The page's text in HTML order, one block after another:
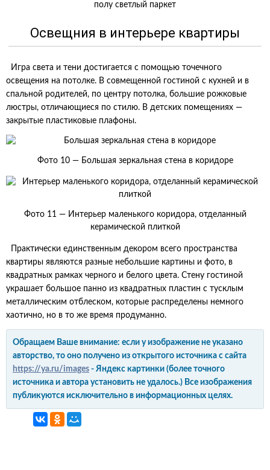
полу светлый паркет
Освещния в интерьере квартиры
Игра света и тени достигается с помощью точечного
освещения на потолке. В совмещенной гостиной с кухней и в
спальной родителей, по центру потолка, большие рожковые
люстры, отличающиеся по стилю. В детских помещениях —
закрытые пластиковые плафоны.
Фото 10 — Большая зеркальная стена в коридоре
Фото 11 — Интерьер маленького коридора, отделанный
керамической плиткой
Практически единственным декором всего пространства
квартиры являются разные небольшие картины и фото, в
квадратных рамках черного и белого цвета. Стену гостиной
украшает большое панно из квадратных пластин с тусклым
металлическим отблеском, которые распределены немного
хаотично, но в то же время продуманно.
Обращаем Ваше внимание: если у изображение не указано
авторство, то оно получено из открытого источника с сайта
https://ya.ru/images - Яндекс картинки (более точного
источника и автора установить не удалось.) Все изображения
публикуются исключительно в информационных целях.